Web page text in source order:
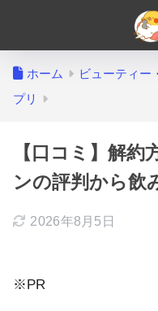
ホーム ビューティー
プリ
【口コミ】解
ンの評判から飲
2026年8月5日
※PR